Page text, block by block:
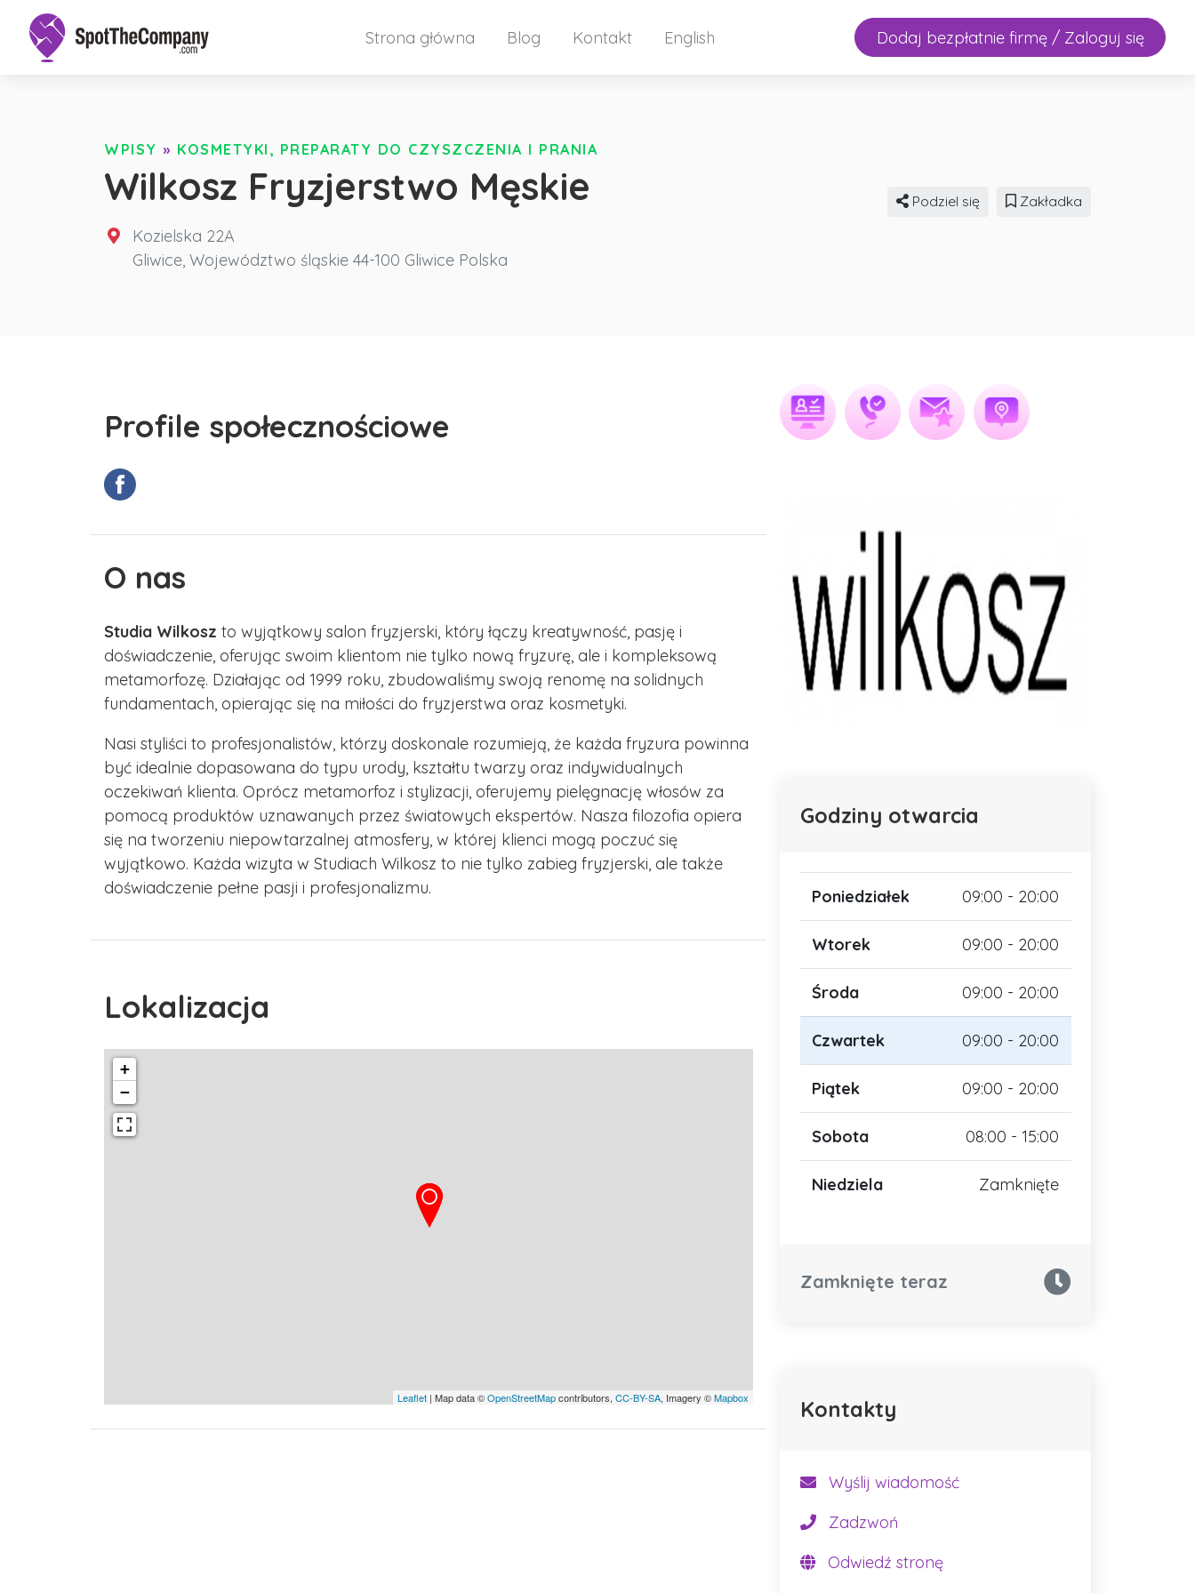
Strona główna Blog Kontakt English Dodaj bezpłatnie firmę / Zaloguj się
WPISY » KOSMETYKI, PREPARATY DO CZYSZCZENIA I PRANIA
Wilkosz Fryzjerstwo Męskie
Kozielska 22A
Gliwice, Województwo śląskie 44-100 Gliwice Polska
Podziel się Zakładka
Profile społecznościowe
O nas
Studia Wilkosz to wyjątkowy salon fryzjerski, który łączy kreatywność, pasję i
doświadczenie, oferując swoim klientom nie tylko nową fryzurę, ale i kompleksową
metamorfozę. Działając od 1999 roku, zbudowaliśmy swoją renomę na solidnych
fundamentach, opierając się na miłości do fryzjerstwa oraz kosmetyki.
Nasi styliści to profesjonalistów, którzy doskonale rozumieją, że każda fryzura powinna
być idealnie dopasowana do typu urody, kształtu twarzy oraz indywidualnych
oczekiwań klienta. Oprócz metamorfoz i stylizacji, oferujemy pielęgnację włosów za
pomocą produktów uznawanych przez światowych ekspertów. Nasza filozofia opiera
się na tworzeniu niepowtarzalnej atmosfery, w której klienci mogą poczuć się
wyjątkowo. Każda wizyta w Studiach Wilkosz to nie tylko zabieg fryzjerski, ale także
doświadczenie pełne pasji i profesjonalizmu.
Lokalizacja
+
−
Leaflet | Map data ©OpenStreetMapcontributors, CC-BY-SA, Imagery ©Mapbox
Godziny otwarcia
Poniedziałek 09:00 - 20:00
Wtorek 09:00 - 20:00
Środa 09:00 - 20:00
Czwartek 09:00 - 20:00
Piątek 09:00 - 20:00
Sobota 08:00 - 15:00
Niedziela Zamknięte
Zamknięte teraz
Kontakty
Wyślij wiadomość
Zadzwoń
Odwiedź stronę